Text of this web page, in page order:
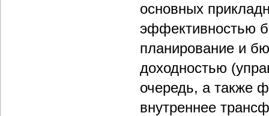
основных
эффективностью
планирование и
доходностью
очередь, а также
внутреннее